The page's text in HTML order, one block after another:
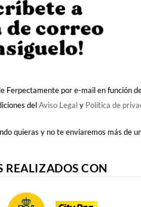
por e-mail en función
delAviso Legaly Política de
quieras y no te enviaremos más de
REALIZADOS CON